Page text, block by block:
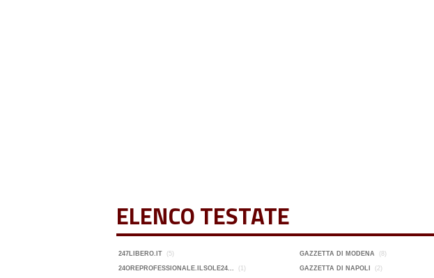
ELENCO TESTATE
247LIBERO.IT (5)
24OREPROFESSIONALE.ILSOLE24... (1)
GAZZETTA DI MODENA (8)
GAZZETTA DI NAPOLI (2)